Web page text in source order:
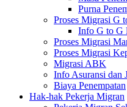
Purna
Proses Migrasi G
Info G to G
Proses Migrasi
Proses Migrasi
Migrasi ABK
Info Asuransi dan
Biaya Penempatan
Hak-hak Pekerja Migran